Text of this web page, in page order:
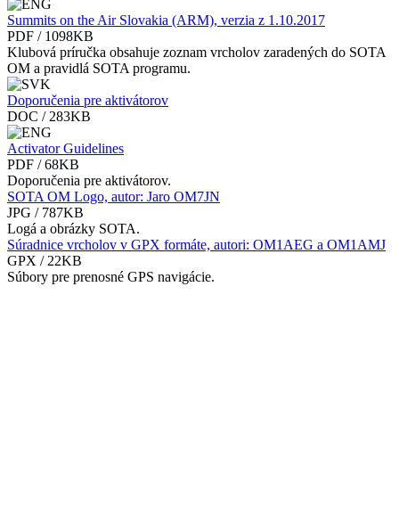
Summits on the Air Slovakia (ARM), verzia z 1.10.2017
PDF / 1098KB
Klubová príručka obsahuje zoznam vrcholov zaradených do SOTA
OM a pravidlá SOTA programu.
Doporučenia pre aktivátorov
DOC / 283KB
Activator Guidelines
PDF / 68KB
Doporučenia pre aktivátorov.
SOTA OM Logo, autor: Jaro OM7JN
JPG / 787KB
Logá a obrázky SOTA.
Súradnice vrcholov v GPX formáte, autori: OM1AEG a OM1AMJ
GPX / 22KB
Súbory pre prenosné GPS navigácie.